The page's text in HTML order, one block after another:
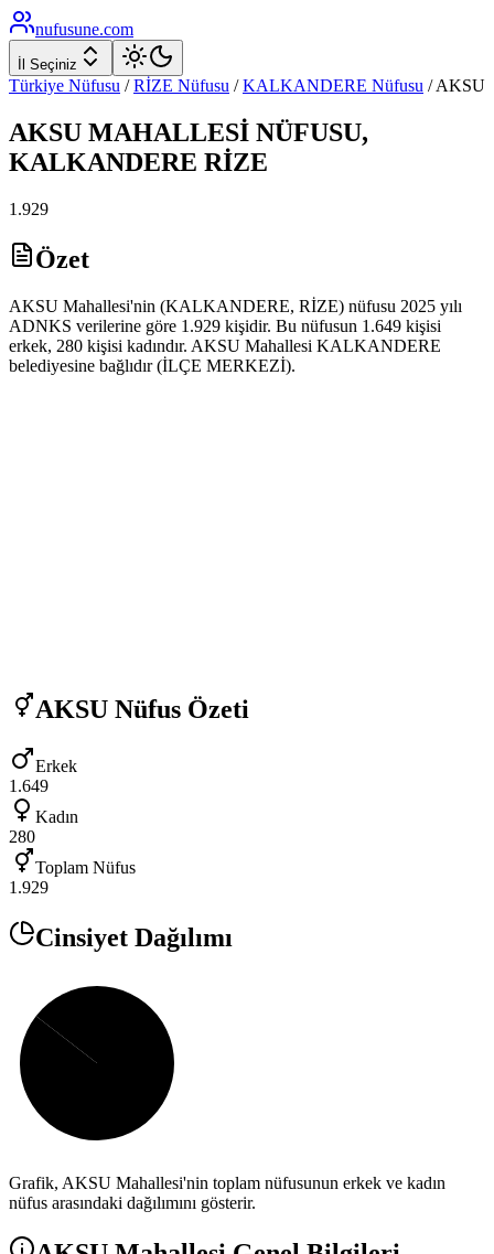
nufusune.com
İl Seçiniz
Türkiye Nüfusu / RİZE Nüfusu / KALKANDERE Nüfusu /AKSU
AKSU MAHALLESİ NÜFUSU,
KALKANDERE RİZE
1.929
Özet
AKSU Mahallesi'nin (KALKANDERE, RİZE) nüfusu 2025 yılı
ADNKS verilerine göre 1.929 kişidir. Bu nüfusun 1.649 kişisi
erkek, 280 kişisi kadındır. AKSU Mahallesi KALKANDERE
belediyesine bağlıdır (İLÇE MERKEZİ).
AKSU Nüfus Özeti
Erkek
1.649
Kadın
280
Toplam Nüfus
1.929
Cinsiyet Dağılımı
Grafik, AKSU Mahallesi'nin toplam nüfusunun erkek ve kadın
nüfus arasındaki dağılımını gösterir.